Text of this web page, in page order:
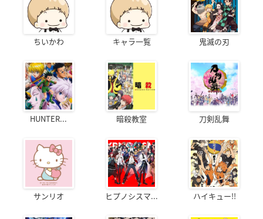
ちいかわ キャラ一覧 鬼滅の刃
HUNTER... 暗殺教室 刀剣乱舞
サンリオ ヒプノシスマ... ハイキュー!!